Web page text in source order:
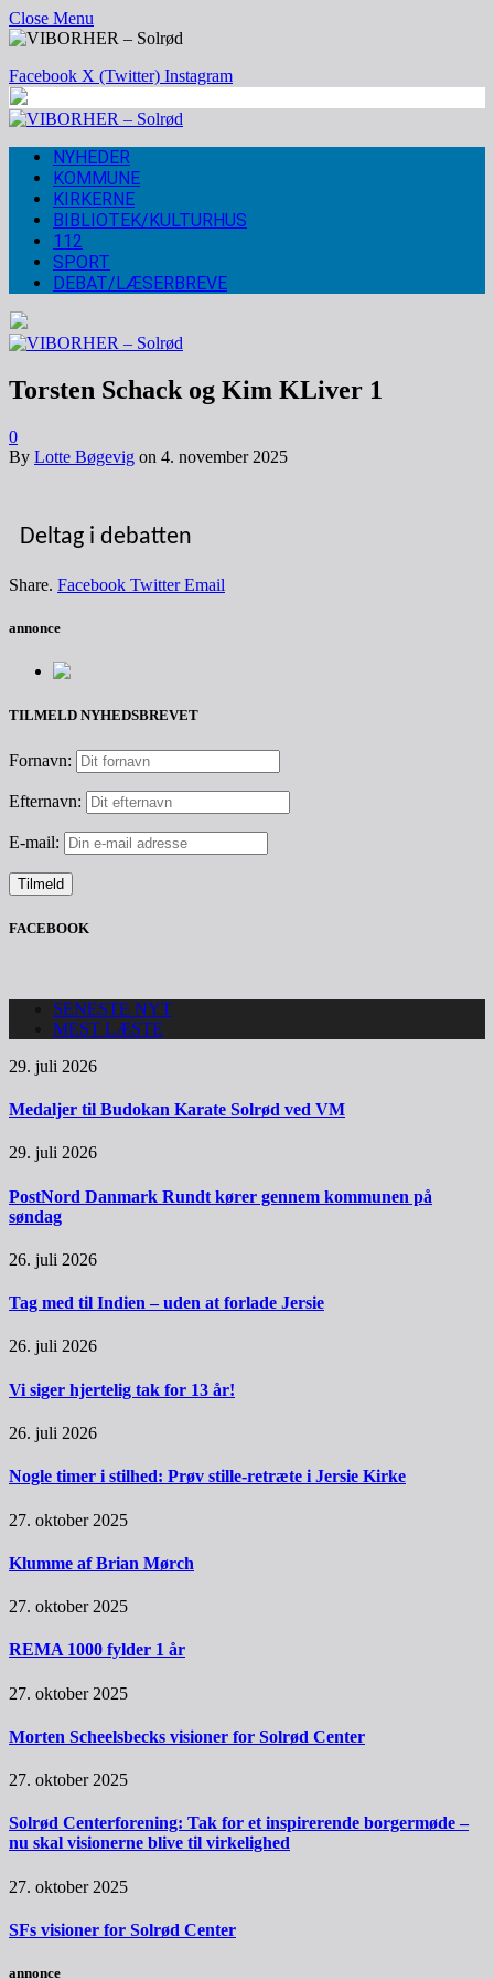
Close Menu
Facebook X (Twitter) Instagram
NYHEDER
KOMMUNE
KIRKERNE
BIBLIOTEK/KULTURHUS
112
SPORT
DEBAT/LÆSERBREVE
Torsten Schack og Kim KLiver 1
0
By Lotte Bøgevig on 4. november 2025
Deltag i debatten
Share. Facebook Twitter Email
annonce
TILMELD NYHEDSBREVET
Fornavn:
Efternavn:
E-mail:
FACEBOOK
SENESTE NYT
MEST LÆSTE
29. juli 2026
Medaljer til Budokan Karate Solrød ved VM
29. juli 2026
PostNord Danmark Rundt kører gennem kommunen på
søndag
26. juli 2026
Tag med til Indien – uden at forlade Jersie
26. juli 2026
Vi siger hjertelig tak for 13 år!
26. juli 2026
Nogle timer i stilhed: Prøv stille-retræte i Jersie Kirke
27. oktober 2025
Klumme af Brian Mørch
27. oktober 2025
REMA 1000 fylder 1 år
27. oktober 2025
Morten Scheelsbecks visioner for Solrød Center
27. oktober 2025
Solrød Centerforening: Tak for et inspirerende borgermøde –
nu skal visionerne blive til virkelighed
27. oktober 2025
SFs visioner for Solrød Center
annonce